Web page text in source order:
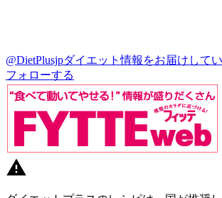
@DietPlusjpダイエット情報をお届けして
フォローする